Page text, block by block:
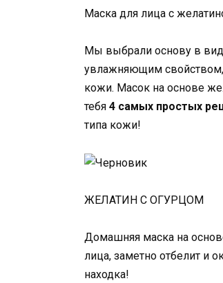
Маска для лица с
Мы выбрали основу в
увлажняющим свойством,
кожи. Масок на основе
тебя 4 самых простых
типа кожи!
ЖЕЛАТИН С ОГУРЦОМ
Домашняя маска на
лица, заметно отбелит и
находка!